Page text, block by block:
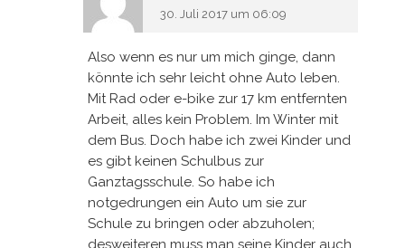
30. Juli 2017 um 06:09
Also wenn es nur um mich ginge, dann
könnte ich sehr leicht ohne Auto leben.
Mit Rad oder e-bike zur 17 km entfernten
Arbeit, alles kein Problem. Im Winter mit
dem Bus. Doch habe ich zwei Kinder und
es gibt keinen Schulbus zur
Ganztagsschule. So habe ich
notgedrungen ein Auto um sie zur
Schule zu bringen oder abzuholen;
desweiteren muss man seine Kinder auch